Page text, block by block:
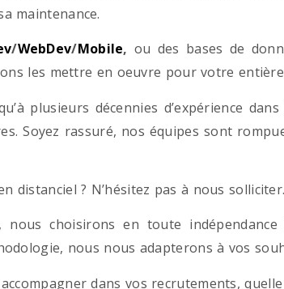
maintenance.
/WebDev/Mobile, ou des bases de
les mettre en oeuvre pour votre
plusieurs décennies d’expérience
Soyez rassuré, nos équipes sont
? N’hésitez pas à nous solliciter.
choisirons en toute
nous nous adapterons à vos
dans vos recrutements,